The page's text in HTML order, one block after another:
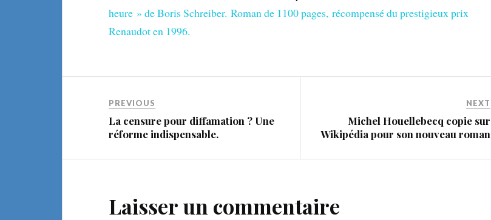
heure » de Boris Schreiber. Roman de 1100 pages, récompensé du prestigieux prix
Renaudot en 1996.
PREVIOUS
La censure pour diffamation ? Une
réforme indispensable.
NEXT
Michel Houellebecq copie sur
Wikipédia pour son nouveau roman
Laisser un commentaire